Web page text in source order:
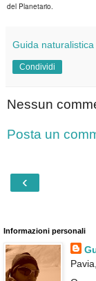
del Planetario.
Guida
Condividi
Nessun
Posta un
‹
Informazioni personali